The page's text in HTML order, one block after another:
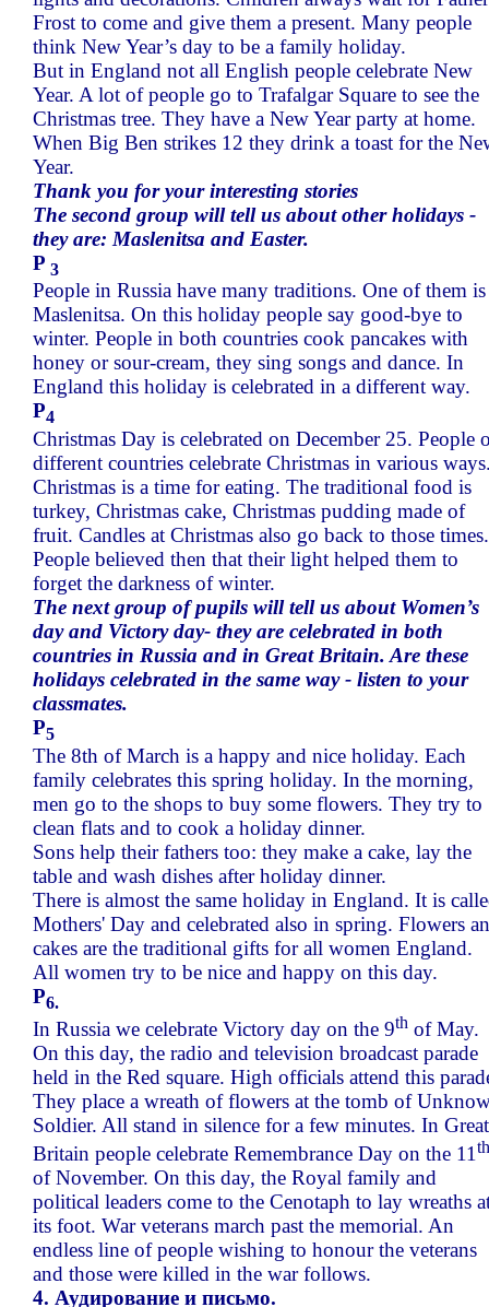
Frost to come and give them a present. Many people
think New Year’s day to be a family holiday.
But in England not all English people celebrate New
Year. A lot of people go to Trafalgar Square to see the
Christmas tree. They have a New Year party at home.
When Big Ben strikes 12 they drink a toast for the
Year.
Thank you for your interesting stories
The second group will tell us about other holidays -
they are: Maslenitsa and Easter.
P 3
People in Russia have many traditions. One of them is
Maslenitsa. On this holiday people say good-bye to
winter. People in both countries cook pancakes with
honey or sour-cream, they sing songs and dance. In
England this holiday is celebrated in a different way.
P4
Christmas Day is celebrated on December 25. People
different countries celebrate Christmas in various
Christmas is a time for eating. The traditional food is
turkey, Christmas cake, Christmas pudding made of
fruit. Candles at Christmas also go back to those times.
People believed then that their light helped them to
forget the darkness of winter.
The next group of pupils will tell us about Women’s
day and Victory day- they are celebrated in both
countries in Russia and in Great Britain. Are these
holidays celebrated in the same way - listen to your
classmates.
P5
The 8th of March is a happy and nice holiday. Each
family celebrates this spring holiday. In the morning,
men go to the shops to buy some flowers. They try to
clean flats and to cook a holiday dinner.
Sons help their fathers too: they make a cake, lay the
table and wash dishes after holiday dinner.
There is almost the same holiday in England. It is
Mothers' Day and celebrated also in spring. Flowers
cakes are the traditional gifts for all women England.
All women try to be nice and happy on this day.
P6.
In Russia we celebrate Victory day on the 9th of May.
On this day, the radio and television broadcast parade
held in the Red square. High officials attend this
They place a wreath of flowers at the tomb of
Soldier. All stand in silence for a few minutes. In Great
Britain people celebrate Remembrance Day on the 11 th
of November. On this day, the Royal family and
political leaders come to the Cenotaph to lay wreaths
its foot. War veterans march past the memorial. An
endless line of people wishing to honour the veterans
and those were killed in the war follows.
4. Аудирование и письмо.